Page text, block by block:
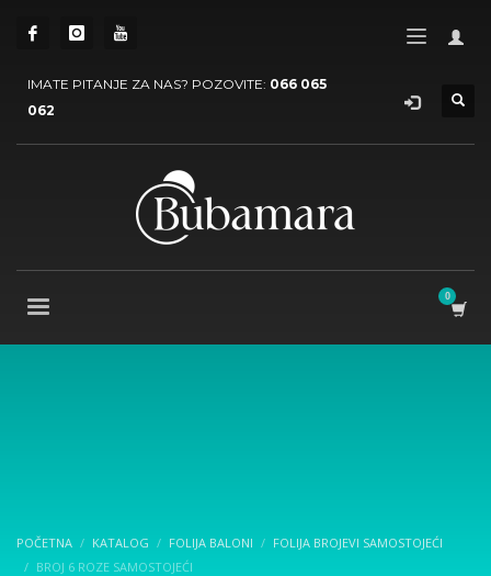
IMATE PITANJE ZA NAS? POZOVITE: 066 065
062
POČETNA KATALOG FOLIJA BALONI
FOLIJA BROJEVI SAMOSTOJEĆI
BROJ 6 ROZE SAMOSTOJEĆI